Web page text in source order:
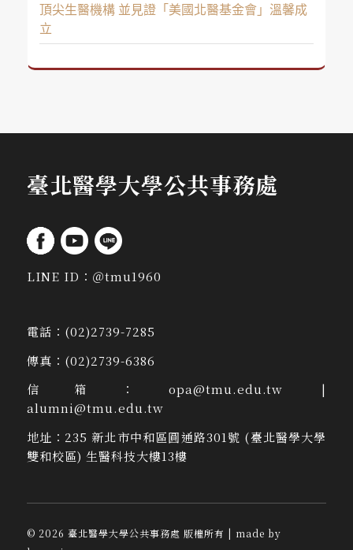
頂尖生醫機構 並見證「美國北醫基金會」溫馨成
立
臺北醫學大學公共事務處
LINE ID： ＠tmu1960
電話： (02)2739-7285
傳真： (02)2739-6386
信箱：opa@tmu.edu.tw |
alumni@tmu.edu.tw
地址： 235 新北市中和區圓通路301號 (臺北醫學大學
雙和校區) 生醫科技大樓13樓
© 2026 臺北醫學大學公共事務處 版權所有 | made by